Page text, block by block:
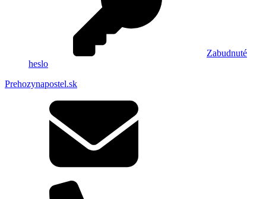
Zabudnuté
heslo
Prehozynapostel.sk